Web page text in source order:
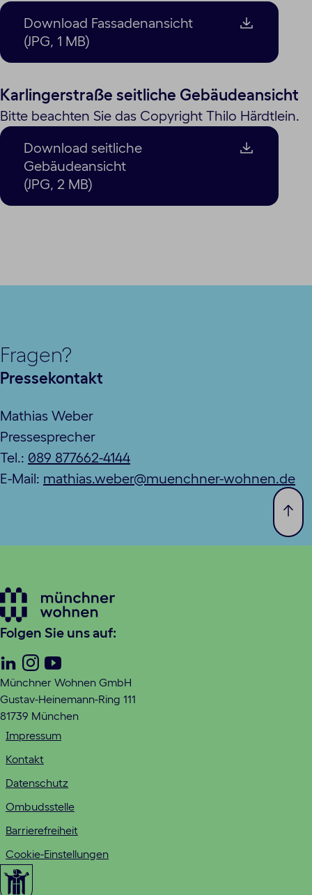
Download Fassadenansicht
(JPG, 1 MB)
Karlingerstraße seitliche Gebäudeansicht
Bitte beachten Sie das Copyright Thilo Härdtlein.
Download seitliche
Gebäudeansicht
(JPG, 2 MB)
Fragen?
Pressekontakt
Mathias Weber
Pressesprecher
Tel.: 089 877662-4144
E-Mail: mathias.weber@muenchner-wohnen.de
Zum
Folgen Sie uns auf:
Linkedin
Instagram
Youtube
Münchner Wohnen GmbH
Gustav-Heinemann-Ring 111
81739 München
Impressum
Kontakt
Datenschutz
Ombudsstelle
Barrierefreiheit
Cookie-Einstellungen